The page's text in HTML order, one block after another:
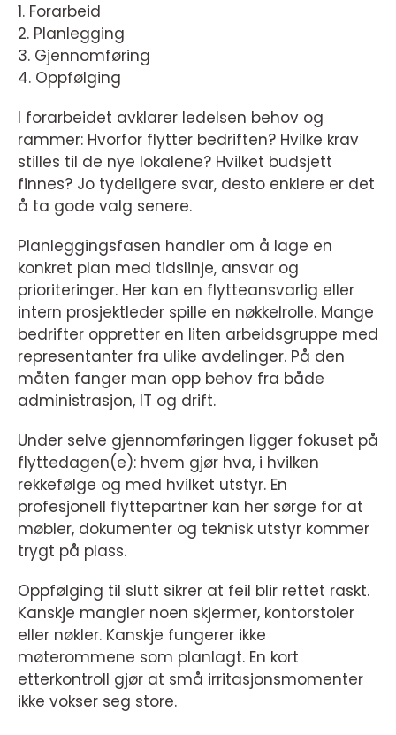
1. Forarbeid
2. Planlegging
3. Gjennomføring
4. Oppfølging
I forarbeidet avklarer ledelsen behov og
rammer: Hvorfor flytter bedriften? Hvilke krav
stilles til de nye lokalene? Hvilket budsjett
finnes? Jo tydeligere svar, desto enklere er det
å ta gode valg senere.
Planleggingsfasen handler om å lage en
konkret plan med tidslinje, ansvar og
prioriteringer. Her kan en flytteansvarlig eller
intern prosjektleder spille en nøkkelrolle. Mange
bedrifter oppretter en liten arbeidsgruppe med
representanter fra ulike avdelinger. På den
måten fanger man opp behov fra både
administrasjon, IT og drift.
Under selve gjennomføringen ligger fokuset på
flyttedagen(e): hvem gjør hva, i hvilken
rekkefølge og med hvilket utstyr. En
profesjonell flyttepartner kan her sørge for at
møbler, dokumenter og teknisk utstyr kommer
trygt på plass.
Oppfølging til slutt sikrer at feil blir rettet raskt.
Kanskje mangler noen skjermer, kontorstoler
eller nøkler. Kanskje fungerer ikke
møterommene som planlagt. En kort
etterkontroll gjør at små irritasjonsmomenter
ikke vokser seg store.